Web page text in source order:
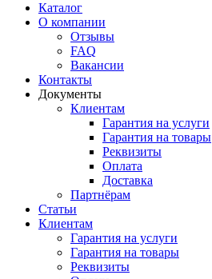
Каталог
О компании
Отзывы
FAQ
Вакансии
Контакты
Документы
Клиентам
Гарантия на услуги
Гарантия на товары
Реквизиты
Оплата
Доставка
Партнёрам
Статьи
Клиентам
Гарантия на услуги
Гарантия на товары
Реквизиты